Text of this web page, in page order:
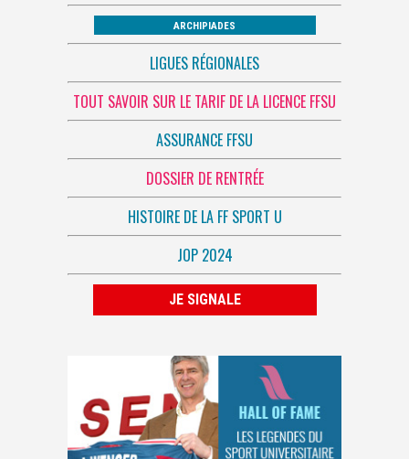
ARCHIPIADES
LIGUES RÉGIONALES
TOUT SAVOIR SUR LE TARIF DE LA LICENCE FFSU
ASSURANCE FFSU
DOSSIER DE RENTRÉE
HISTOIRE DE LA FF SPORT U
JOP 2024
JE SIGNALE